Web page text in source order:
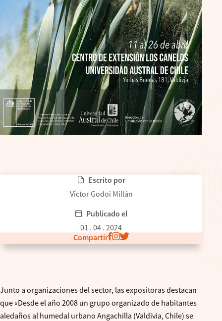
Junto a organizaciones del sector, las expositoras destacan
que «Desde el año 2008 un grupo organizado de habitantes
aledaños al humedal urbano Angachilla (Valdivia, Chile) se
Escrito por
Víctor Godoi Millán
Publicado el
01 . 04 . 2024
Compartir